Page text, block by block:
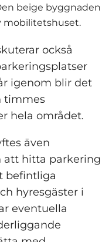
beige byggnaden
mobilitetshuset.
också
igenom blir det
timmes
hela området.
även
att hitta parkering
befintliga
hyresgäster i
eventuella